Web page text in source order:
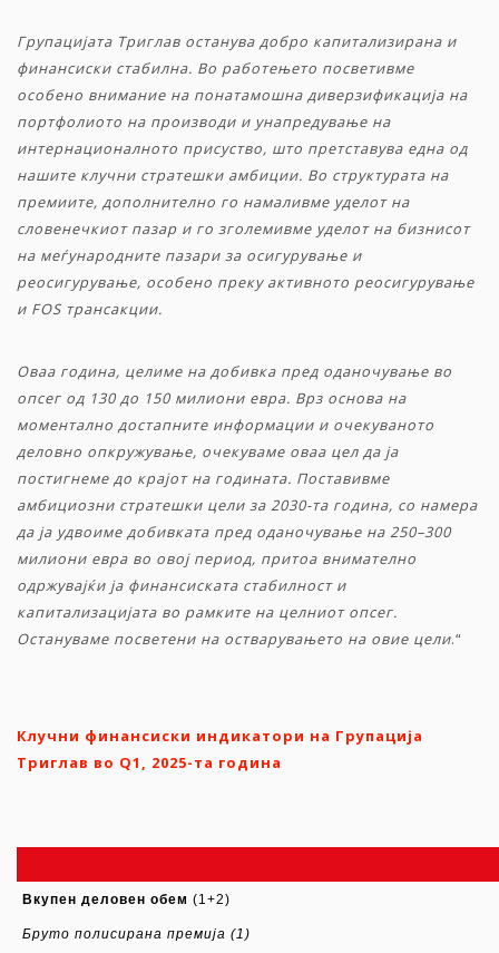
Групацијата Триглав останува добро капитализирана и
финансиски стабилна. Во работењето посветивме
особено внимание на понатамошна диверзификација на
портфолиото на производи и унапредување на
интернационалното присуство, што претставува една од
нашите клучни стратешки амбиции. Во структурата на
премиите, дополнително го намаливме уделотна
словенечкиот пазар и го зголемивме уделот на бизнисот
на меѓународните пазари за осигурување и
реосигурување, особено преку активното реосигурување
и FOS трансакции.
Оваа година, целиме на добивка пред оданочување во
опсег од 130 до 150 милиони евра. Врз основа на
моментално достапните информации и очекуваното
деловно опкружување, очекуваме оваа цел да ја
постигнеме до крајот на годината. Поставивме
амбициозни стратешки цели за 2030-та година, со намера
да ја удвоиме добивката пред оданочување на 250–300
милиони евра во овој период, притоа внимателно
одржувајќи ја финансиската стабилност и
капитализацијата во рамките на целниот опсег.
Остануваме посветени на остварувањето на овие цели.“
Клучни финансиски индикатори на Групација
Триглав во Q1, 2025-та година
Вкупен деловен обем (1+2)
Бруто полисирана премија (1)